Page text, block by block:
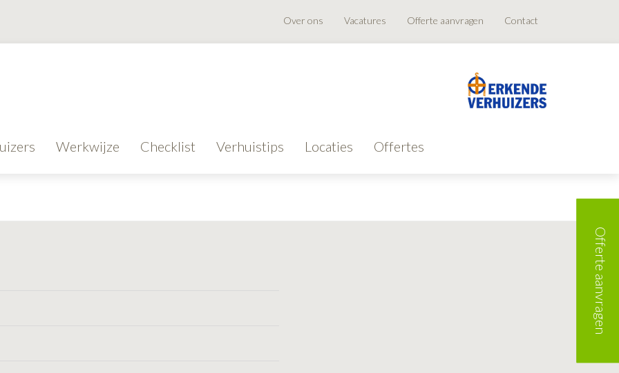
Contact
Offerte aanvragen
Vacatures
Over ons
Werkwijze Checklist Verhuistips Locaties Offertes
Offerte aanvragen